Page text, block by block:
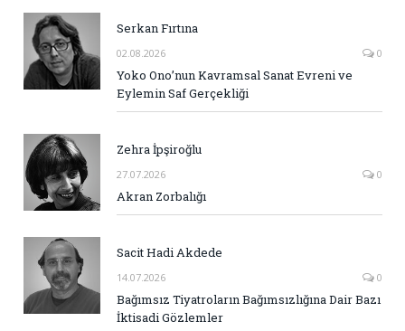
Serkan Fırtına
02.08.2026 0
Yoko Ono’nun Kavramsal Sanat Evreni ve
Eylemin Saf Gerçekliği
Zehra İpşiroğlu
27.07.2026 0
Akran Zorbalığı
Sacit Hadi Akdede
14.07.2026 0
Bağımsız Tiyatroların Bağımsızlığına Dair Bazı
İktisadi Gözlemler